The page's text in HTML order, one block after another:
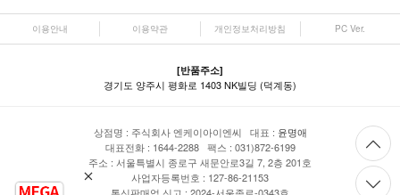
이용안내 이용약관 개인정보처리방침 PC Ver.
[반품주소]
경기도 양주시 평화로 1403 NK빌딩 (덕계동)
상점명 : 주식회사 엔케이아이엔씨 대표 : 윤명애
대표전화 : 1644-2288 팩스 : 031)872-6199
주소 : 서울특별시 종로구 새문안로3길 7, 2층 201호
사업자등록번호 : 127-86-21153
통신판매업 신고 : 2024-서울종로-0343호